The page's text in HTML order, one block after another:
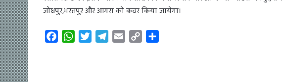
जोधपुर,भरतपुर और आगरा को कवर किया जायेगा।
W